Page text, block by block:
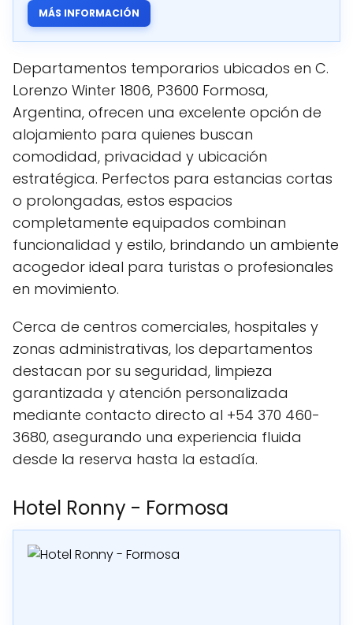
MÁS INFORMACIÓN
Departamentos temporarios ubicados en C.
Lorenzo Winter 1806, P3600 Formosa,
Argentina, ofrecen una excelente opción de
alojamiento para quienes buscan
comodidad, privacidad y ubicación
estratégica. Perfectos para estancias cortas
o prolongadas, estos espacios
completamente equipados combinan
funcionalidad y estilo, brindando un ambiente
acogedor ideal para turistas o profesionales
en movimiento.
Cerca de centros comerciales, hospitales y
zonas administrativas, los departamentos
destacan por su seguridad, limpieza
garantizada y atención personalizada
mediante contacto directo al +54 370 460-
3680, asegurando una experiencia fluida
desde la reserva hasta la estadía.
Hotel Ronny - Formosa